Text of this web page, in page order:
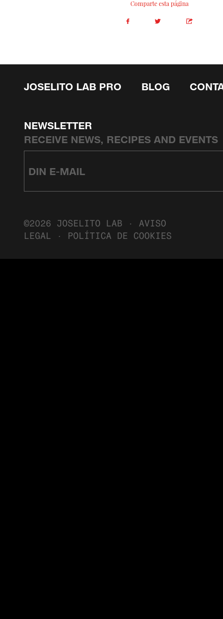
Comparte esta página
JOSELITO LAB PRO BLOG
NEWSLETTER
RECEIVE NEWS, RECIPES AND EVENTS
©2026 JOSELITO LAB · AVISO
LEGAL · POLÍTICA DE COOKIES